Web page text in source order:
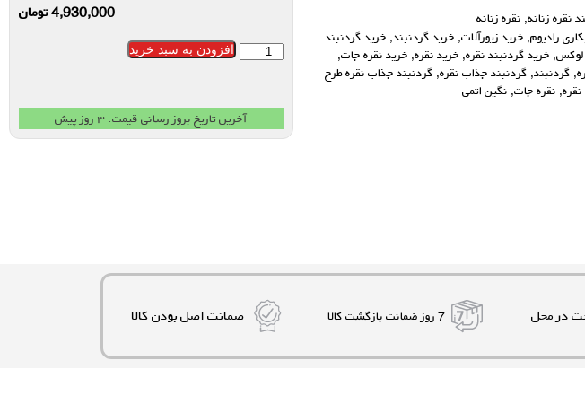
نقره زنانه, نقره زنانه
رادیوم, خرید زیورآلات, خرید گردنبند, خرید گردنبند
لوکس, خرید گردنبند نقره, خرید نقره, خرید نقره جات,
, گردنبند, گردنبند جذاب نقره, گردنبند جذاب نقره طرح
نقره, نقره جات, نگین اتمی
4,930,000تومان
افزودن به سبد خرید
آخرین تاریخ بروز رسانی قیمت: ۳ روز پیش
در محل 7 روز ضمانت بازگشت کالا ضمانت اصل بودن کالا